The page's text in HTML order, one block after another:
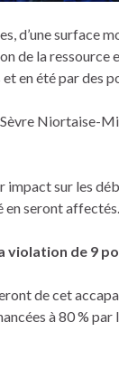
d’une surface
de la ressource
en été par des
Niortaise-
sur les
en seront affectés.
de 9
de cet
à 80 %